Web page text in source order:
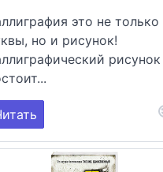
это не только
но и рисунок!
рисунок